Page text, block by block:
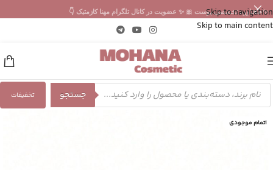
Skip to navigation
Skip to main content
✨ مشاوره تخصصی پوست 🎀 ✨ عضویت در کانال تلگرام مهنا کازمتیک 👇
جستجو تخفیفات
اتمام موجودی